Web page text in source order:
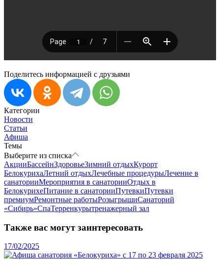
Поделитесь информацией с друзьями
Категории
Новости
Статьи
Афиша
Темы
Выберите из списка
АкцииБассейнЗдоровьеЗимний отдыхКурорт
БелокурихаЛетний отдыхЛечебные процедурыЛечение в
санаторииМероприятия в санаторииОтдых в
БелокурихеПитание в санаторииПутевкиПутевки
премиумРемонтные работыРозыгрышиСанаторий
«Сибирь»СпаТерренкурытренажерный зал
Также вас могут заинтересовать
17/02/2025